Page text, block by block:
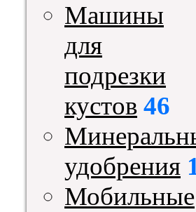
Машины
для
подрезки
кустов 46
удобрения
Мобильные